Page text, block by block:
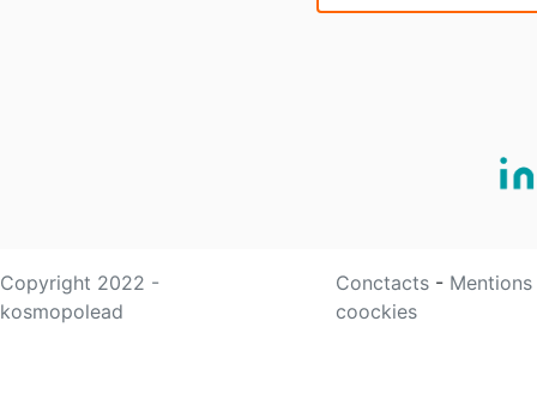
Copyright 2022 -
kosmopolead
Conctacts -
coockies